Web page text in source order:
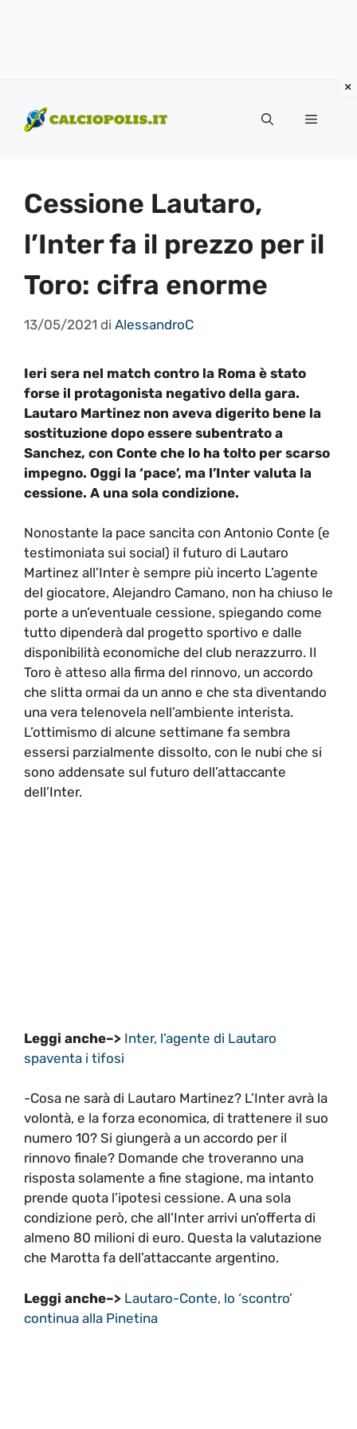
contenuto
Menu
Cessione Lautaro,
l’Inter fa il prezzo per il
Toro: cifra enorme
13/05/2021 di AlessandroC
Ieri sera nel match contro la Roma è stato
forse il protagonista negativo della gara.
Lautaro Martinez non aveva digerito bene la
sostituzione dopo essere subentrato a
Sanchez, con Conte che lo ha tolto per scarso
impegno. Oggi la ‘pace’, ma l’Inter valuta la
cessione. A una sola condizione.
Nonostante la pace sancita con Antonio Conte (e
testimoniata sui social) il futuro di Lautaro
Martinez all’Inter è sempre più incerto L’agente
del giocatore, Alejandro Camano, non ha chiuso le
porte a un’eventuale cessione, spiegando come
tutto dipenderà dal progetto sportivo e dalle
disponibilità economiche del club nerazzurro. Il
Toro è atteso alla firma del rinnovo, un accordo
che slitta ormai da un anno e che sta diventando
una vera telenovela nell’ambiente interista.
L’ottimismo di alcune settimane fa sembra
essersi parzialmente dissolto, con le nubi che si
sono addensate sul futuro dell’attaccante
dell’Inter.
Leggi anche–> Inter, l’agente di Lautaro
spaventa i tifosi
-Cosa ne sarà di Lautaro Martinez? L’Inter avrà la
volontà, e la forza economica, di trattenere il suo
numero 10? Si giungerà a un accordo per il
rinnovo finale? Domande che troveranno una
risposta solamente a fine stagione, ma intanto
prende quota l’ipotesi cessione. A una sola
condizione però, che all’Inter arrivi un’offerta di
almeno 80 milioni di euro. Questa la valutazione
che Marotta fa dell’attaccante argentino.
Leggi anche–> Lautaro-Conte, lo ‘scontro’
continua alla Pinetina